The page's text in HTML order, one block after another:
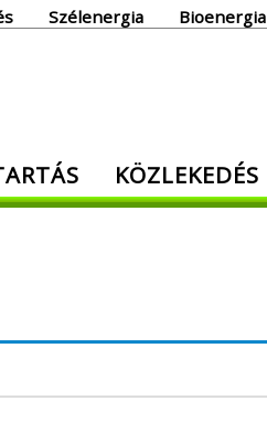
Szélenergia Bioenergia
KÖZLEKEDÉS